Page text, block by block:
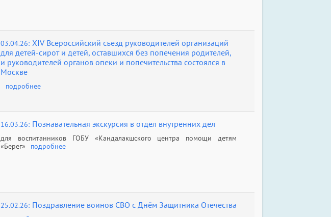
03.04.26: XIV Всероссийский съезд руководителей организаций
для детей-сирот и детей, оставшихся без попечения родителей,
и руководителей органов опеки и попечительства состоялся в
Москве
подробнее
16.03.26: Познавательная экскурсия в отдел внутренних дел
для воспитанников ГОБУ «Кандалакшского центра помощи детям
«Берег»
подробнее
25.02.26: Поздравление воинов СВО с Днём Защитника Отечества